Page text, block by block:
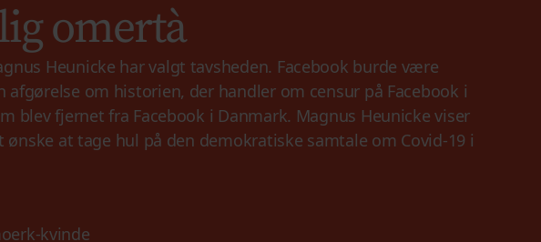
omertà
Heunicke har valgt tavsheden. Facebook burde være
afgørelse om historien, der handler om censur på Facebook i
blev fjernet fra Facebook i Danmark. Magnus Heunicke viser
ønske at tage hul på den demokratiske samtale om Covid-19 i